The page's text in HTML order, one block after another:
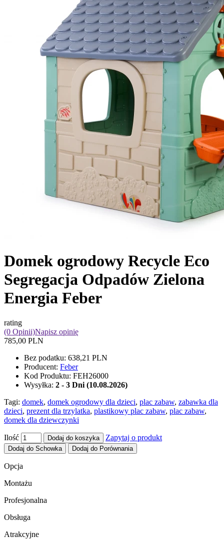
Domek ogrodowy Recycle Eco
Segregacja Odpadów Zielona
Energia Feber
rating
(0 Opinii)Napisz opinię
785,00 PLN
Bez podatku: 638,21 PLN
Producent: Feber
Kod Produktu: FEH26000
Wysyłka: 2 - 3 Dni (10.08.2026)
Tagi: domek, domek ogrodowy dla dzieci, plac zabaw, zabawka dla
dzieci, prezent dla trzylatka, plastikowy plac zabaw, plac zabaw,
domek dla dziewczynki
Ilość Dodaj do koszyka Zapytaj o produkt
Dodaj do Schowka Dodaj do Porównania
Opcja
Montażu
Profesjonalna
Obsługa
Atrakcyjne